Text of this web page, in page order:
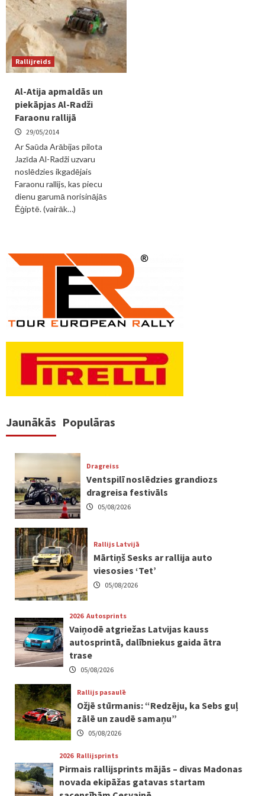
Rallijreids
Al-Atija apmaldās un
piekāpjas Al-Radži
Faraonu rallijā
29/05/2014
Ar Saūda Arābijas pilota
Jazīda Al-Radži uzvaru
noslēdzies ikgadējais
Faraonu rallijs, kas piecu
dienu garumā norisinājās
Ēģiptē. (vairāk…)
Jaunākās Populāras
Dragreiss
Ventspilī noslēdzies grandiozs
dragreisa festivāls
05/08/2026
Rallijs Latvijā
Mārtiņš Sesks ar rallija auto
viesosies ‘Tet’
05/08/2026
2026 Autosprints
Vaiņodē atgriežas Latvijas kauss
autosprintā, dalībniekus gaida ātra
trase
05/08/2026
Rallijs pasaulē
Ožjē stūrmanis: “Redzēju, ka Sebs guļ
zālē un zaudē samaņu”
05/08/2026
2026 Rallijsprints
Pirmais rallijsprints mājās – divas Madonas
novada ekipāžas gatavas startam